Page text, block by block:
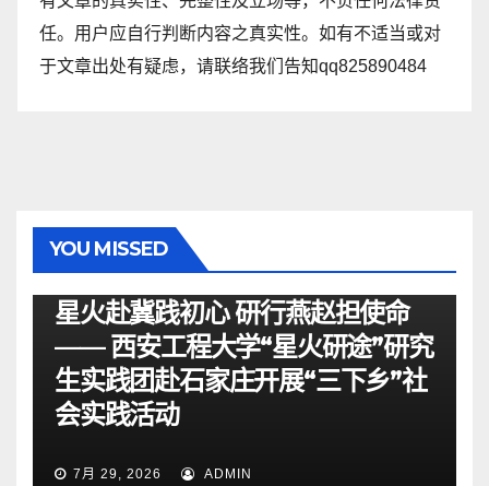
任。用户应自行判断内容之真实性。如有不适当或对
于文章出处有疑虑，请联络我们告知qq825890484
YOU MISSED
星火赴冀践初心 研行燕赵担使命
—— 西安工程大学“星火研途”研究
生实践团赴石家庄开展“三下乡”社
会实践活动
7月 29, 2026 ADMIN